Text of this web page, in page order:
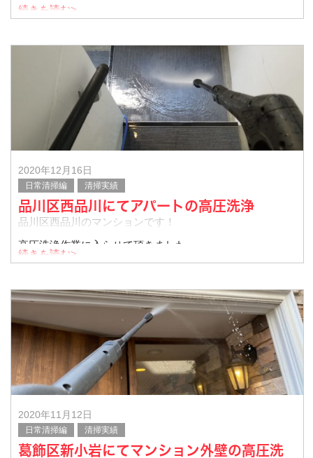
汚れが周りに飛散しないようにしっかり養生してから洗浄
▼施工前
ご覧の通り、
続きを読む>
2020年12月16日
日常清掃編 清掃実績
品川区西品川にてアパートの高圧洗浄
品川区西品川のマンションです！
高圧洗浄作業に入らせて頂きました。
排水溝箇所もしっかり掃除します。
続きを読む>
2020年11月12日
日常清掃編 清掃実績
葛飾区新小岩にてマンション外壁の高圧洗